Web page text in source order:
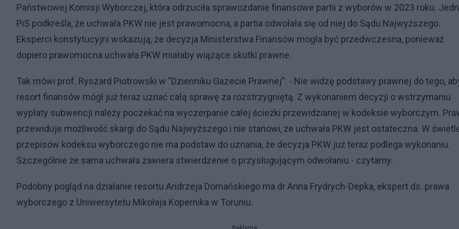
Państwowej Komisji Wyborczej, która odrzuciła sprawozdanie finansowe partii z wyborów w 2023 roku.
PiS podkreśla, że uchwała PKW nie jest prawomocna, a partia odwołała się od niej do Sądu Najwyższego.
Eksperci konstytucyjni wskazują, że decyzja Ministerstwa Finansów mogła być przedwczesna, ponieważ
dopiero prawomocna uchwała PKW miałaby wiążące skutki prawne.
Tak mówi prof. Ryszard Piotrowski w "Dzienniku Gazecie Prawnej": - Nie widzę podstawy prawnej do tego,
resort finansów mógł już teraz uznać całą sprawę za rozstrzygniętą. Z wykonaniem decyzji o wstrzymaniu
wypłaty subwencji należy poczekać na wyczerpanie całej ścieżki przewidzianej w kodeksie wyborczym.
przewiduje możliwość skargi do Sądu Najwyższego i nie stanowi, że uchwała PKW jest ostateczna. W
przepisów kodeksu wyborczego nie ma podstaw do uznania, że decyzja PKW już teraz podlega wykonaniu.
Szczególnie że sama uchwała zawiera stwierdzenie o przysługującym odwołaniu - czytamy.
Podobny pogląd na działanie resortu Andrzeja Domańskiego ma dr Anna Frydrych-Depka, ekspert ds. prawa
wyborczego z Uniwersytetu Mikołaja Kopernika w Toruniu.